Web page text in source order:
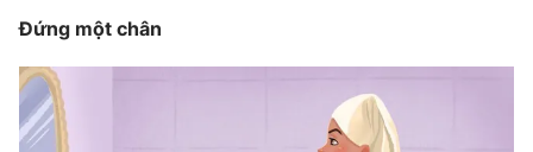
Emagazine
Photo Infographic
Đứng một chân